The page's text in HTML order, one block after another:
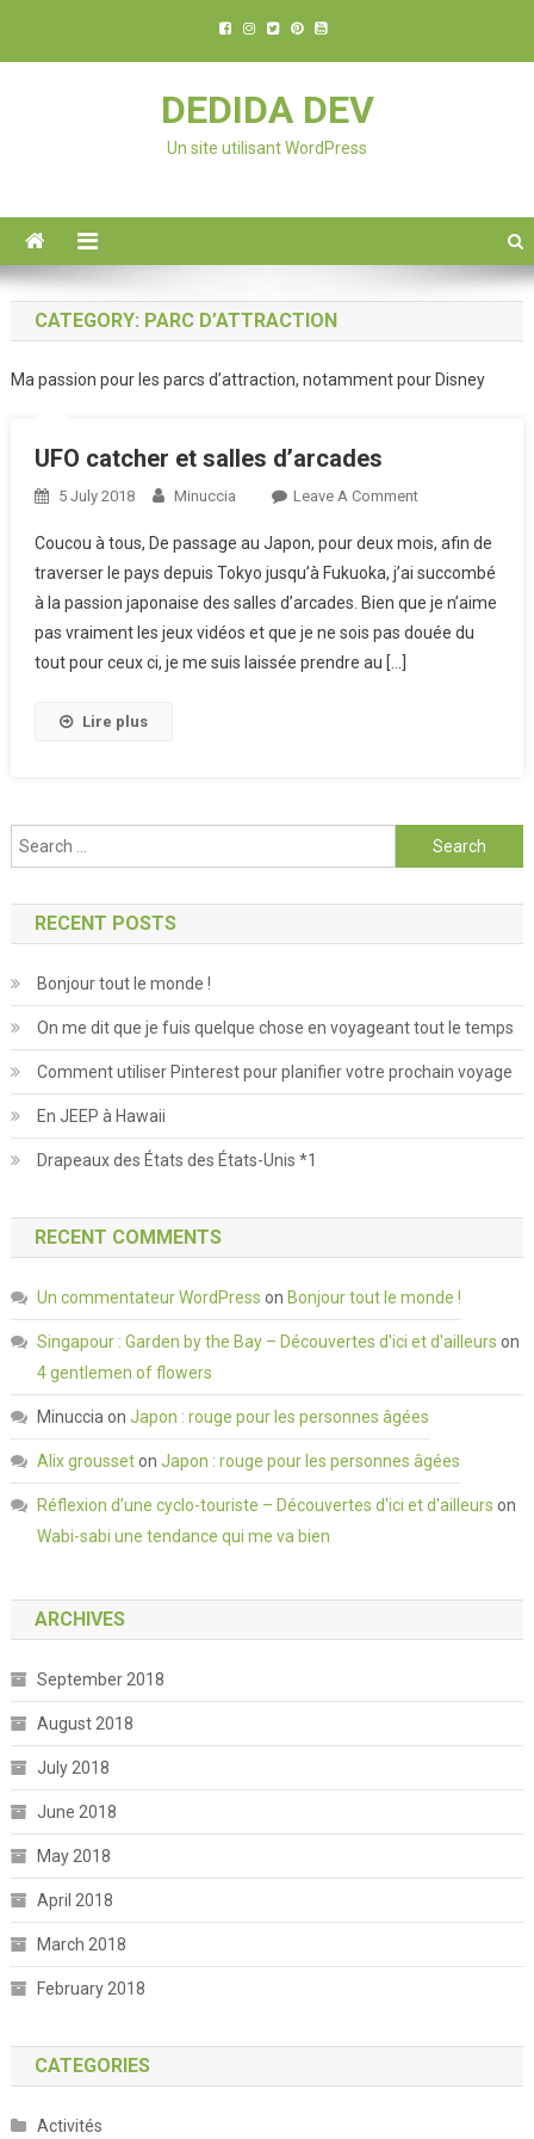
DEDIDA DEV
Un site utilisant WordPress
CATEGORY: PARC D’ATTRACTION
Ma passion pour les parcs d’attraction, notamment pour Disney
UFO catcher et salles d’arcades
5 July 2018 Minuccia Leave A CommentOn UFO
Salles
D’arcades
Coucou à tous, De passage au Japon, pour deux mois, afin de
traverser le pays depuis Tokyo jusqu’à Fukuoka, j’ai succombé
à la passion japonaise des salles d’arcades. Bien que je n’aime
pas vraiment les jeux vidéos et que je ne sois pas douée du
tout pour ceux ci, je me suis laissée prendre au […]
Lire plus
Search for:
RECENT POSTS
Bonjour tout le monde !
On me dit que je fuis quelque chose en voyageant tout le temps
Comment utiliser Pinterest pour planifier votre prochain voyage
En JEEP à Hawaii
Drapeaux des États des États-Unis *1
RECENT COMMENTS
Un commentateur WordPress on Bonjour tout le monde !
Singapour : Garden by the Bay – Découvertes d'ici et d'ailleurs on
4 gentlemen of flowers
Minuccia on Japon : rouge pour les personnes âgées
Alix grousseton Japon : rouge pour les personnes âgées
Réflexion d’une cyclo-touriste – Découvertes d'ici et d'ailleurs on
Wabi-sabi une tendance qui me va bien
ARCHIVES
September 2018
August 2018
July 2018
June 2018
May 2018
April 2018
March 2018
February 2018
CATEGORIES
Activités